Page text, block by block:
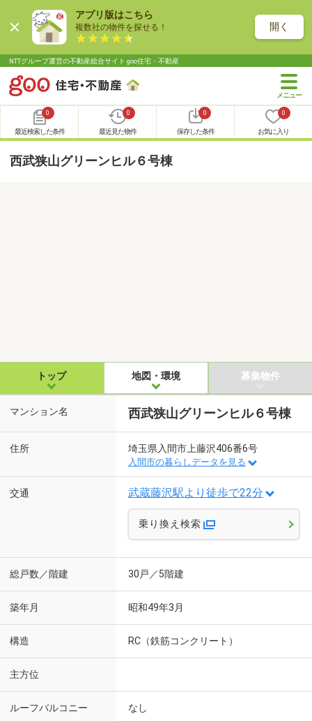
アプリ版はこちら
複数社の物件を探せる！ 開く
NTTグループ運営の不動産総合サイト goo住宅・不動産
0
最近検索した条件
0
最近見た物件
0
保存した条件
0
お気に入り
西武狭山グリーンヒル６号棟
トップ 地図・環境 募集物件
マンション名 西武狭山グリーンヒル６号棟
住所 埼玉県入間市上藤沢406番6号
入間市の暮らしデータを見る
交通 武蔵藤沢駅より徒歩で22分
乗り換え検索
総戸数／階建 30戸／5階建
築年月 昭和49年3月
構造 RC（鉄筋コンクリート）
主方位
ルーフバルコニー なし